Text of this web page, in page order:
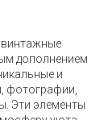
винтажные
дополнением
и
фотографии,
Эти элементы